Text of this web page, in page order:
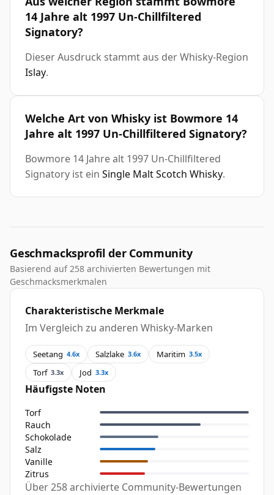
14 Jahre alt 1997 Un-Chillfiltered
Signatory?
Dieser Ausdruck stammt aus der Whisky-Region
Islay.
Welche Art von Whisky ist Bowmore 14
Jahre alt 1997 Un-Chillfiltered Signatory?
Bowmore 14 Jahre alt 1997 Un-Chillfiltered
Signatory ist ein Single Malt Scotch Whisky.
Geschmacksprofil der Community
Basierend auf 258 archivierten Bewertungen mit
Geschmacksmerkmalen
Charakteristische Merkmale
Im Vergleich zu anderen Whisky-Marken
Seetang 4.6x Salzlake 3.6x Maritim 3.5x
Torf 3.3x Jod 3.3x
Häufigste Noten
Torf
Rauch
Schokolade
Salz
Vanille
Zitrus
Über 258 archivierte Community-Bewertungen